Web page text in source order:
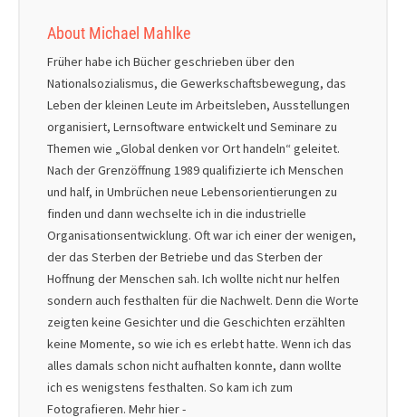
About Michael Mahlke
Früher habe ich Bücher geschrieben über den
Nationalsozialismus, die Gewerkschaftsbewegung, das
Leben der kleinen Leute im Arbeitsleben, Ausstellungen
organisiert, Lernsoftware entwickelt und Seminare zu
Themen wie „Global denken vor Ort handeln“ geleitet.
Nach der Grenzöffnung 1989 qualifizierte ich Menschen
und half, in Umbrüchen neue Lebensorientierungen zu
finden und dann wechselte ich in die industrielle
Organisationsentwicklung. Oft war ich einer der wenigen,
der das Sterben der Betriebe und das Sterben der
Hoffnung der Menschen sah. Ich wollte nicht nur helfen
sondern auch festhalten für die Nachwelt. Denn die Worte
zeigten keine Gesichter und die Geschichten erzählten
keine Momente, so wie ich es erlebt hatte. Wenn ich das
alles damals schon nicht aufhalten konnte, dann wollte
ich es wenigstens festhalten. So kam ich zum
Fotografieren. Mehr hier -